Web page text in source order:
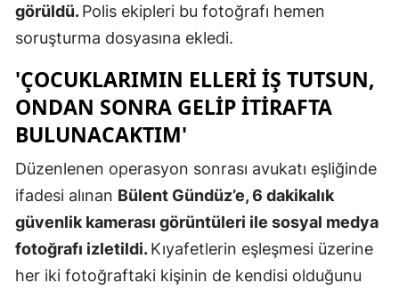
Yalova
Kilis
Düzce
görüldü.Polis ekipleri bu fotoğrafı hemen
soruşturma dosyasına ekledi.
'ÇOCUKLARIMIN ELLERI IŞ TUTSUN,
ONDAN SONRA GELIP ITIRAFTA
BULUNACAKTIM'
Düzenlenen operasyon sonrası avukatı eşliğinde
ifadesi alınan Bülent Gündüz’e, 6 dakikalık
güvenlik kamerası görüntüleri ile sosyal medya
fotoğrafı izletildi.Kıyafetlerin eşleşmesi üzerine
her iki fotoğraftaki kişinin de kendisi olduğunu